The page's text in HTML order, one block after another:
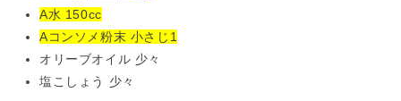
A水 150cc
Aコンソメ粉末 小さじ1
オリーブオイル 少々
塩こしょう 少々